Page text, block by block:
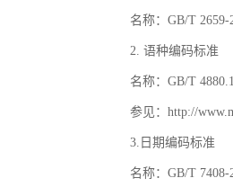
名称：GB/T
2. 语种编码标准
名称：GB/T
参见：http://
3.日期编码标准
名称：GB/T